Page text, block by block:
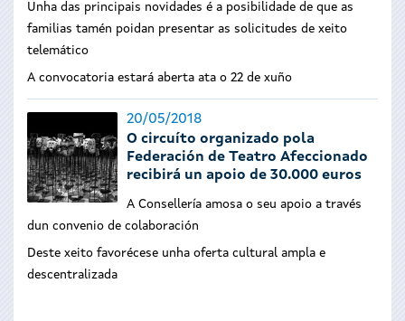
Unha das principais novidades é a posibilidade de que as
familias tamén poidan presentar as solicitudes de xeito
telemático
A convocatoria estará aberta ata o 22 de xuño
20/05/2018
O circuíto organizado pola
Federación de Teatro Afeccionado
recibirá un apoio de 30.000 euros
A Consellería amosa o seu apoio a través
dun convenio de colaboración
Deste xeito favorécese unha oferta cultural ampla e
descentralizada